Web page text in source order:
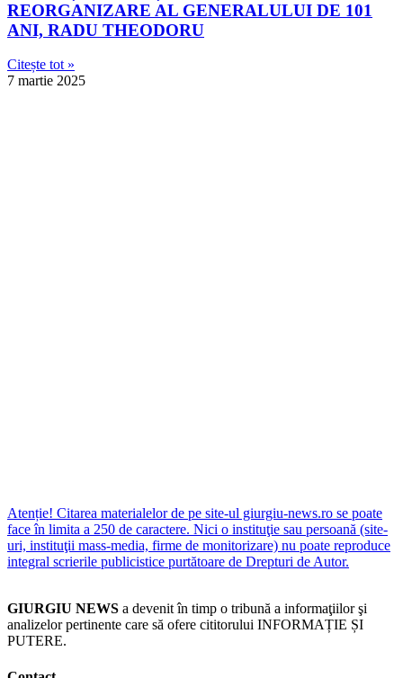
REORGANIZARE AL GENERALULUI DE 101
ANI, RADU THEODORU
Citește tot »
7 martie 2025
Atenție! Citarea materialelor de pe site-ul giurgiu-news.ro se poate
face în limita a 250 de caractere. Nici o instituţie sau persoană (site-
uri, instituţii mass-media, firme de monitorizare) nu poate reproduce
integral scrierile publicistice purtătoare de Drepturi de Autor.
GIURGIU NEWS a devenit în timp o tribună a informaţiilor şi
analizelor pertinente care să ofere cititorului INFORMAȚIE ȘI
PUTERE.